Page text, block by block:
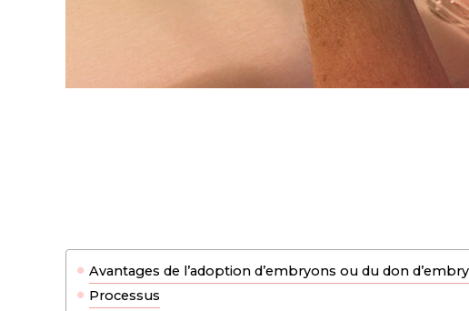
Avantages de l’adoption d’embryons ou du don
Processus